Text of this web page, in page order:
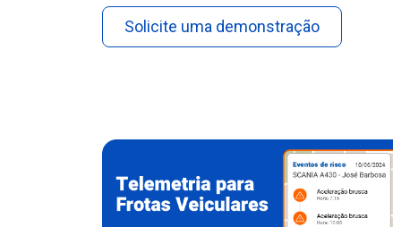
Solicite uma demonstração